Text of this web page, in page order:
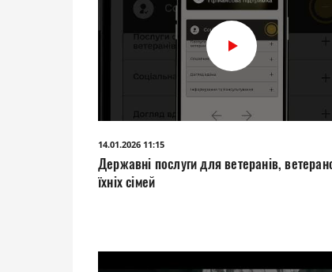
14.01.2026 11:15
Державні послуги для ветеранів,
їхніх сімей